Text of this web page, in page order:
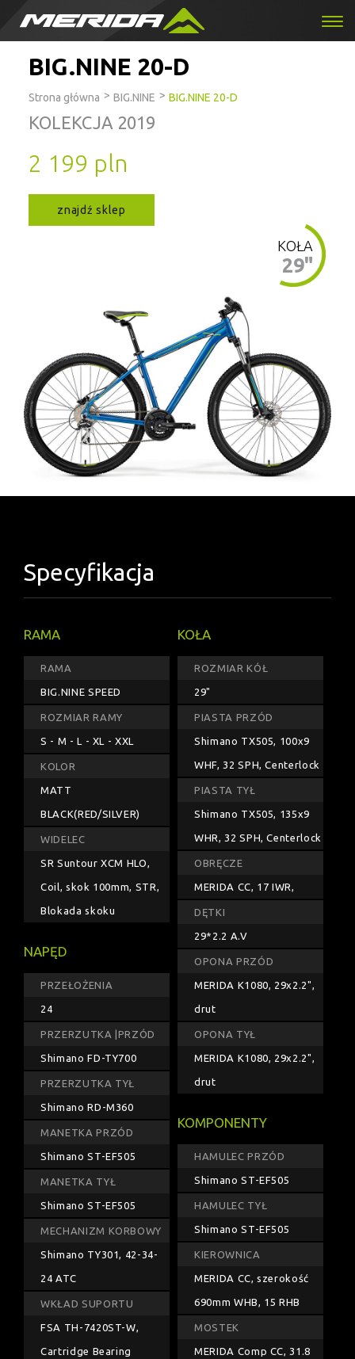
BIG.NINE 20-D
Strona główna > BIG.NINE > BIG.NINE 20-D
KOLEKCJA 2019
2 199 pln
znajdź sklep
KOŁA
29"
Specyfikacja
RAMA
RAMA
BIG.NINE SPEED
ROZMIAR RAMY
S - M - L - XL - XXL
KOLOR
MATT
BLACK(RED/SILVER)
WIDELEC
SR Suntour XCM HLO,
Coil, skok 100mm, STR,
Blokada skoku
NAPĘD
PRZEŁOŻENIA
24
PRZERZUTKA |PRZÓD
Shimano FD-TY700
PRZERZUTKA TYŁ
Shimano RD-M360
MANETKA PRZÓD
Shimano ST-EF505
MANETKA TYŁ
Shimano ST-EF505
MECHANIZM KORBOWY
Shimano TY301, 42-34-
24 ATC
WKŁAD SUPORTU
FSA TH-7420ST-W,
Cartridge Bearing
KOŁA
ROZMIAR KÓŁ
29"
PIASTA PRZÓD
Shimano TX505, 100x9
WHF, 32 SPH, Centerlock
PIASTA TYŁ
Shimano TX505, 135x9
WHR, 32 SPH, Centerlock
OBRĘCZE
MERIDA CC, 17 IWR,
DĘTKI
29*2.2 A.V
OPONA PRZÓD
MERIDA K1080, 29x2.2",
drut
OPONA TYŁ
MERIDA K1080, 29x2.2",
drut
KOMPONENTY
HAMULEC PRZÓD
Shimano ST-EF505
HAMULEC TYŁ
Shimano ST-EF505
KIEROWNICA
MERIDA CC, szerokość
690mm WHB, 15 RHB
MOSTEK
MERIDA Comp CC, 31.8